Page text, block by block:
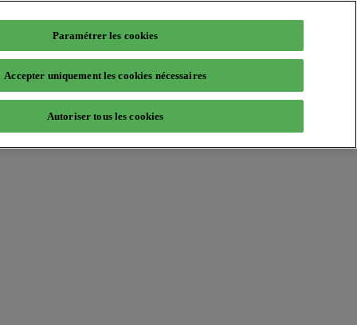
Paramétrer les cookies
Accepter uniquement les cookies nécessaires
Autoriser tous les cookies